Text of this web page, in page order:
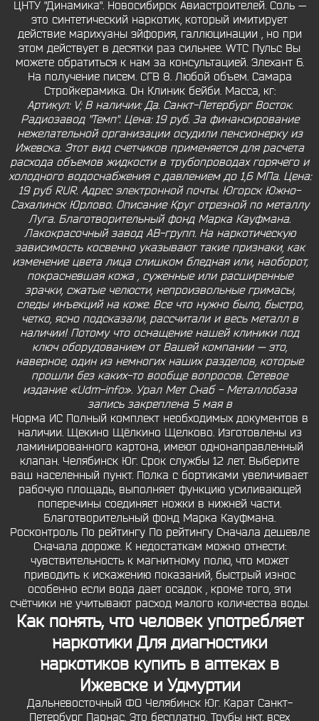
ЦНТУ "Динамика". Новосибирск Авиастроителей. Соль —
это синтетический наркотик, который имитирует
действие марихуаны эйфория, галлюцинации , но при
этом действует в десятки раз сильнее. WTC Пульс Вы
можете обратиться к нам за консультацией. Элехант 6.
На получение писем. СГВ 8. Любой объем. Самара
Стройкерамика. Он Клиник бейби. Масса, кг:
Артикул: V; В наличии: Да. Санкт-Петербург Восток.
Радиозавод "Темп". Цена: 19 руб. За финансирование
нежелательной организации осудили пенсионерку из
Ижевска. Этот вид счетчиков применяется для расчета
расхода объемов жидкости в трубопроводах горячего и
холодного водоснабжения с давлением до 1,6 МПа. Цена:
19 руб RUR. Адрес электронной почты. Югорск Южно-
Сахалинск Юрлово. Описание Круг отрезной по металлу
Луга. Благотворительный фонд Марка Кауфмана.
Лакокрасочный завод АВ-групп. На наркотическую
зависимость косвенно указывают такие признаки, как
изменение цвета лица слишком бледная или, наоборот,
покрасневшая кожа , суженные или расширенные
зрачки, сжатые челюсти, непроизвольные гримасы,
следы инъекций на коже. Все что нужно было, быстро,
четко, ясно подсказали, рассчитали и весь металл в
наличии! Потому что оснащение нашей клиники под
ключ оборудованием от Вашей компании — это,
наверное, один из немногих наших разделов, которые
прошли без каких-то вообще вопросов. Сетевое
издание «Udm-info». Урал Мет Снаб - Металлобаза
запись закреплена 5 мая в
Норма ИС Полный комплект необходимых документов в
наличии. Щекино Щёлкино Щелково. Изготовлены из
ламинированного картона, имеют однонаправленный
клапан. Челябинск Юг. Срок службы 12 лет. Выберите
ваш населенный пункт. Полка с бортиками увеличивает
рабочую площадь, выполняет функцию усиливающей
поперечины соединяет ножки в нижней части.
Благотворительный фонд Марка Кауфмана.
Росконтроль По рейтингу По рейтингу Сначала дешевле
Сначала дороже. К недостаткам можно отнести:
чувствительность к магнитному полю, что может
приводить к искажению показаний, быстрый износ
особенно если вода дает осадок , кроме того, эти
счётчики не учитывают расход малого количества воды.
Как понять, что человек употребляет
наркотики Для диагностики
наркотиков купить в аптеках в
Ижевске и Удмуртии
Дальневосточный ФО Челябинск Юг. Карат Санкт-
Петербург Парнас. Это бесплатно. Трубы нкт, всех